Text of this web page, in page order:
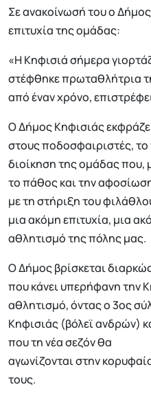
Σε ανακοίνωσή του ο Δήμος
επιτυχία της ομάδας:
«Η Κηφισιά σήμερα
στέφθηκε πρωταθλήτρια
από έναν χρόνο,
Ο Δήμος Κηφισιάς
στους ποδοσφαιριστές, το
διοίκηση της ομάδας που,
το πάθος και την
με τη στήριξη του
μια ακόμη επιτυχία, μια
αθλητισμό της πόλης μας.
O Δήμος βρίσκεται
που κάνει υπερήφανη την
αθλητισμό, όντας ο 3ος
Κηφισιάς (βόλεϊ ανδρών)
που τη νέα σεζόν θα
αγωνίζονται στην
τους.